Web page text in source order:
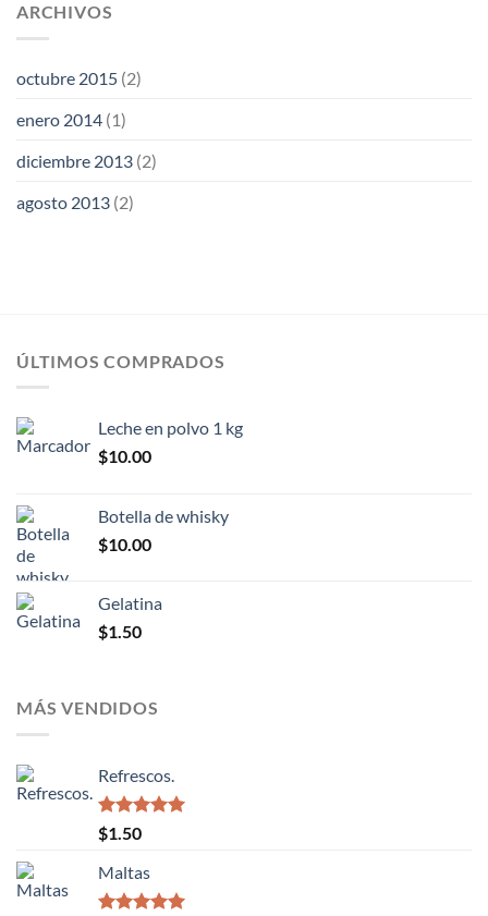
ARCHIVOS
octubre 2015 (2)
enero 2014 (1)
diciembre 2013 (2)
agosto 2013 (2)
ÚLTIMOS COMPRADOS
Leche en polvo 1 kg
$10.00
Botella de whisky
$10.00
Gelatina
$1.50
MÁS VENDIDOS
Refrescos.
Valorado
con
de 5
$1.50
Maltas